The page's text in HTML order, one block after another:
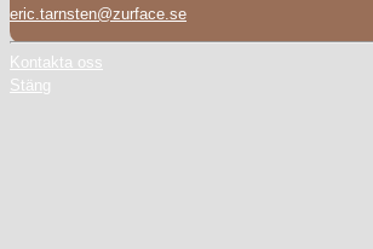
eric.tarnsten@zurface.se
Kontakta oss
Stäng